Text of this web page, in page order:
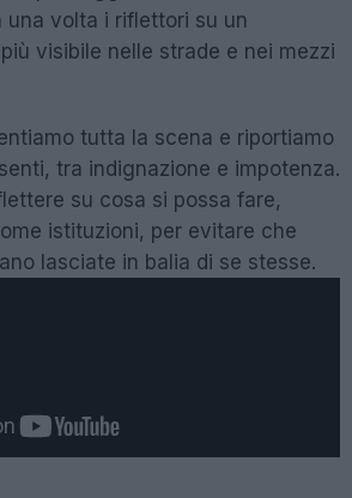
una volta i riflettori su un
visibile nelle strade e nei mezzi
tutta la scena e riportiamo
tra indignazione e impotenza.
su cosa si possa fare,
istituzioni, per evitare che
lasciate in balia di se stesse.